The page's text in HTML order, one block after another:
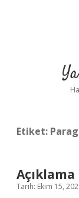
Etiket:
Tarih: Ekim 15,